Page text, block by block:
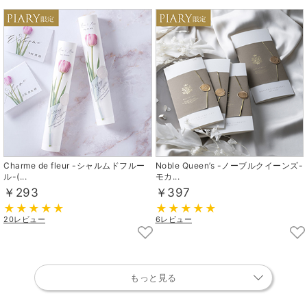
Charme de fleur -シャルムドフルー
ル-(...
￥293
20レビュー
Noble Queen’s -ノーブルクイーンズ-
モカ...
￥397
6レビュー
もっと見る